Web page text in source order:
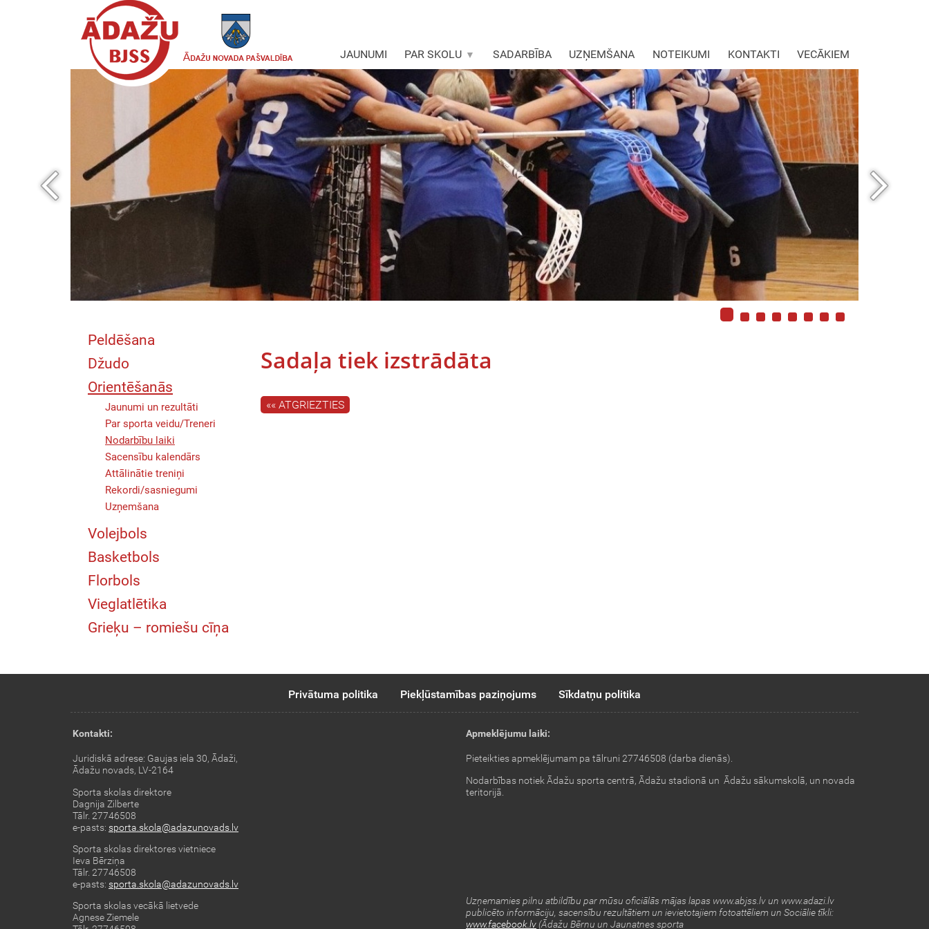
JAUNUMI PAR SKOLU SADARBĪBA UZŅEMŠANA NOTEIKUMI KONTAKTI VECĀKIEM
Peldēšana
Džudo
Orientēšanās
Jaunumi un rezultāti
Par sporta veidu/Treneri
Nodarbību laiki
Sacensību kalendārs
Attālinātie treniņi
Rekordi/sasniegumi
Uzņemšana
Volejbols
Basketbols
Florbols
Vieglatlētika
Grieķu – romiešu cīņa
Sadaļa tiek izstrādāta
«« ATGRIEZTIES
Privātuma politika Piekļūstamības paziņojums Sīkdatņu politika
Kontakti:
Juridiskā adrese: Gaujas iela 30, Ādaži,
Ādažu novads, LV-2164
Sporta skolas direktore
Dagnija Zilberte
Tālr. 27746508
e-pasts: sporta.skola@adazunovads.lv
Sporta skolas direktores vietniece
Ieva Bērziņa
Tālr. 27746508
e-pasts: sporta.skola@adazunovads.lv
Sporta skolas vecākā lietvede
Agnese Ziemele
Apmeklējumu laiki:
Pieteikties apmeklējumam pa tālruni 27746508 (darba dienās).
Nodarbības notiek Ādažu sporta centrā, Ādažu stadionā un Ādažu sākumskolā, un novada
teritorijā.
Uzņemamies pilnu atbildību par mūsu oficiālās mājas lapas www.abjss.lv un www.adazi.lv
publicēto informāciju, sacensību rezultātiem un ievietotajiem fotoattēliem un Sociālie tīkli:
www.facebook.lv(Ādažu Bērnu un Jaunatnes sporta